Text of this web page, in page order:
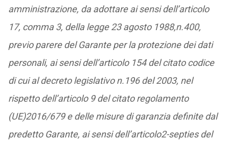
amministrazione, da adottare ai sensi dell’articolo
17, comma 3, della legge 23 agosto 1988,n.400,
previo parere del Garante per la protezione dei dati
personali, ai sensi dell’articolo 154 del citato codice
di cui al decreto legislativo n.196 del 2003, nel
rispetto dell’articolo 9 del citato regolamento
(UE)2016/679 e delle misure di garanzia definite dal
predetto Garante, ai sensi dell’articolo2-septies del